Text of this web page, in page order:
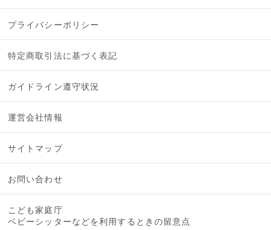
プライバシーポリシー
特定商取引法に基づく表記
ガイドライン遵守状況
運営会社情報
サイトマップ
お問い合わせ
こども家庭庁
ベビーシッターなどを利用するときの留意点